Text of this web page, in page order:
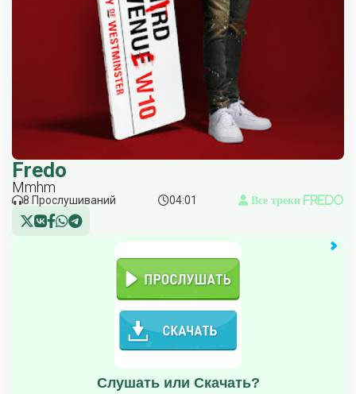
Fredo
Mmhm
8 Прослушиваний 04:01 Все треки Fredo
Слушать или Скачать?